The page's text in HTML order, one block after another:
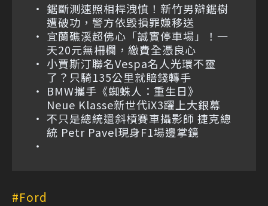
鋸斷測速照相桿洩憤！新竹男辯鋸樹
遭破功，警方依毀損罪嫌移送
宜蘭礁溪超佛心「誠實停車場」！一
天20元無柵欄，繳費全憑良心
小賈斯汀聯名Vespa名人光環不靈
了？只騎135公里就賠錢轉手
BMW攜手《蜘蛛人：重生日》
Neue Klasse新世代iX3躍上大銀幕
不只是總統還斜槓賽車攝影師 捷克總
統 Petr Pavel現身F1場邊掌鏡
Ford